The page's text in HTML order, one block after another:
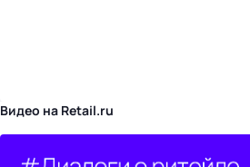
Видео на Retail.ru